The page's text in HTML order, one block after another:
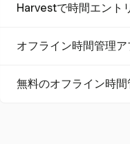
い。Harvestはこれらの
Harvestで時間エント
レポートが必要な業界
オフライン時間管理
期します。このプロセ
無料のオフライン時